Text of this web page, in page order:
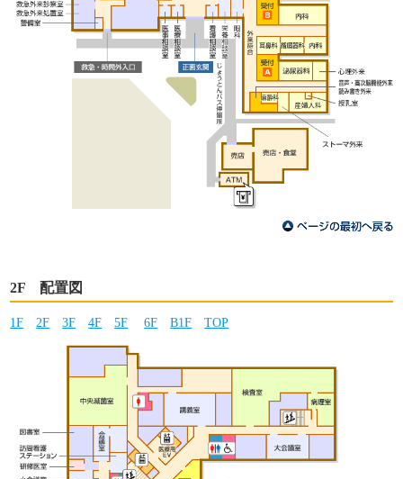
2F 配置図
1F 2F 3F 4F 5F 6F B1F TOP